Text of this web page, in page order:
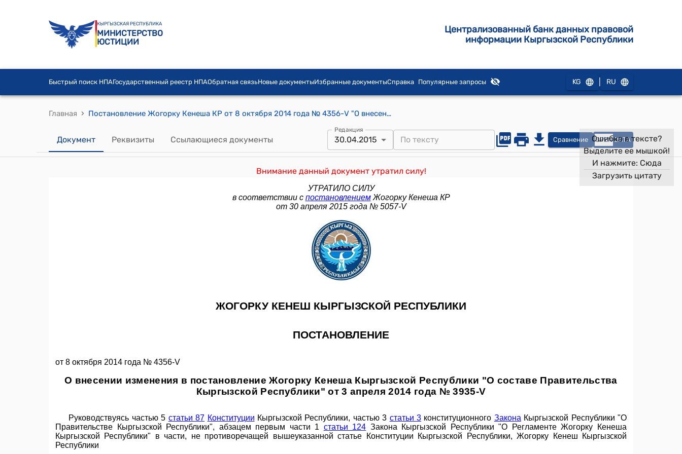
КЫРГЫЗСКАЯ РЕСПУБЛИКА
МИНИСТЕРСТВО
ЮСТИЦИИ
Централизованный банк данных правовой
информации Кыргызской Республики
Быстрый поиск НПАГосударственный реестр НПАОбратная связьНовые документыИзбранные документыСправка Популярные запросы KG RU
Главная › Постановление Жогорку Кенеша КР от 8 октября 2014 года № 4356-V "О внесении изменения в постановление Жогорку Кенеша Кыргызской Республики "О составе Правительства Кыргызской Республики" от 3 апреля 2014 года № 3935-V"
Документ Реквизиты Ссылающиеся документы
Редакция
30.04.2015 Сравнение OPEN DATA
Внимание данный документ утратил силу!
Ошибка в тексте?
Выделите ее мышкой!
И нажмите: Сюда
Загрузить цитату